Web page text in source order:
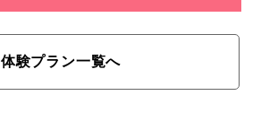
体験プラン一覧へ